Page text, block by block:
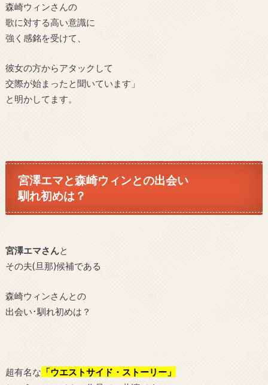
森崎ウィンさんの
歌に対する高い意識に
強く感銘を受けて、
彼女の方からアタックして
交際が始まったと聞いています」
と明かしてます。
宮澤エマと森崎ウィンとの出会い
馴れ初めは？
宮澤エマさん と
その夫(旦那)候補である
森崎ウィンさんとの
出会い･馴れ初めは？
超有名な 「ウエストサイド・ストーリー」